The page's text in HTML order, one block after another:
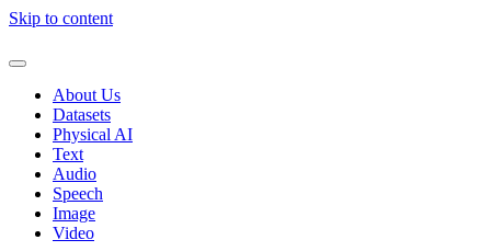
Skip to content
About Us
Datasets
Physical AI
Text
Audio
Speech
Image
Video